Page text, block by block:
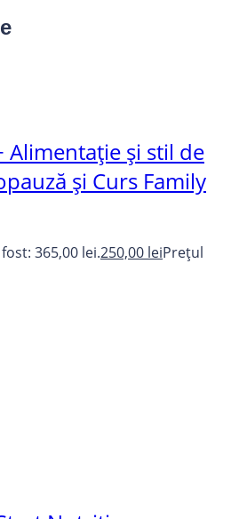
Alimentație și stil de
și Curs Family
365,00 lei.250,00 leiPrețul